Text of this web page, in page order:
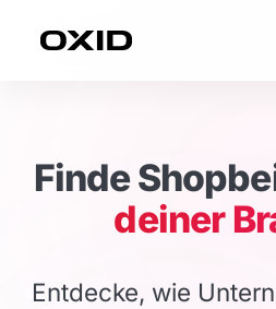
Finde
deiner
Entdecke, wie